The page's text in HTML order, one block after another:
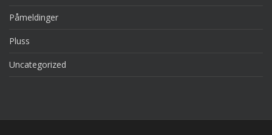
Påmeldinger
Pluss
Uncategorized